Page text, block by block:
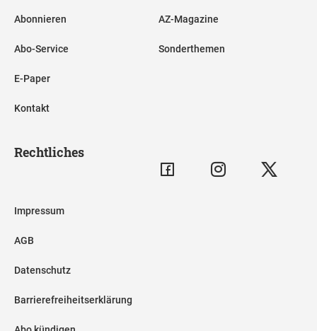
Abonnieren
Abo-Service
E-Paper
Kontakt
AZ-Magazine
Sonderthemen
Rechtliches
Impressum
AGB
Datenschutz
Barrierefreiheitserklärung